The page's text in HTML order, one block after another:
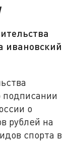
ивановский
подписании
о
рублей на
спорта в